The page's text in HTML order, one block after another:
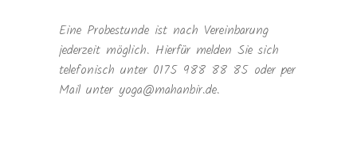
Eine Probestunde ist nach Vereinbarung
jederzeit möglich. Hierfür melden Sie sich
telefonisch unter 0175 988 88 85 oder per
Mail unter yoga@mahanbir.de.